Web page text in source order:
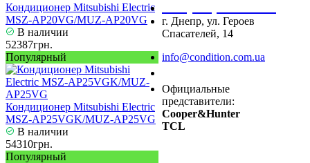
Кондиционер Mitsubishi Electric
MSZ-AP20VG/MUZ-AP20VG
В наличии
52387грн.
Популярный
Кондиционер Mitsubishi Electric
MSZ-AP25VGK/MUZ-AP25VG
В наличии
54310грн.
Популярный
г. Днепр, ул. Героев
Спасателей, 14
info@condition.com.ua
Официальные
представители:
Cooper&Hunter
TCL